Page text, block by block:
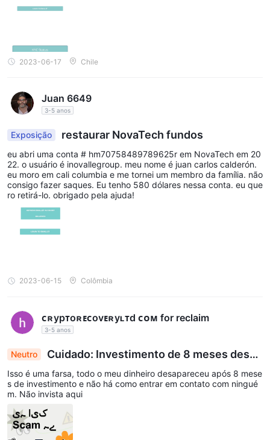
2023-06-17 Chile
Juan 6649
3-5 anos
Exposição restaurar NovaTech fundos
eu abri uma conta # hm70758489789625r em NovaTech em 20
22. o usuário é inovallegroup. meu nome é juan carlos calderón.
eu moro em cali columbia e me tornei um membro da família. não
consigo fazer saques. Eu tenho 580 dólares nessa conta. eu que
ro retirá-lo. obrigado pela ajuda!
2023-06-15 Colômbia
ᴄʀypᴛoʀᴇᴄovᴇʀyʟᴛd ᴄᴏᴍ for reclaim
3-5 anos
Neutro
Cuidado: Investimento de 8 meses desap
arece, fundos perdidos sem opções de contato
Isso é uma farsa, todo o meu dinheiro desapareceu após 8 mese
s de investimento e não há como entrar em contato com ningué
m. Não invista aqui